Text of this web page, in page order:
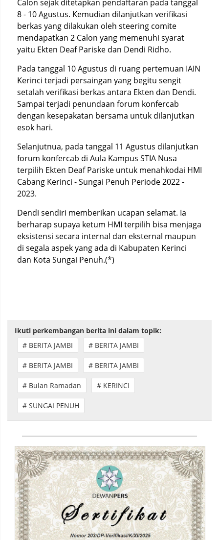
Calon sejak ditetapkan pendaftaran pada tanggal
8 - 10 Agustus. Kemudian dilanjutkan verifikasi
berkas yang dilakukan oleh steering comite
mendapatkan 2 Calon yang memenuhi syarat
yaitu Ekten Deaf Pariske dan Dendi Ridho.
Pada tanggal 10 Agustus di ruang pertemuan IAIN
Kerinci terjadi persaingan yang begitu sengit
setalah verifikasi berkas antara Ekten dan Dendi.
Sampai terjadi penundaan forum konfercab
dengan kesepakatan bersama untuk dilanjutkan
esok hari.
Selanjutnua, pada tanggal 11 Agustus dilanjutkan
forum konfercab di Aula Kampus STIA Nusa
terpilih Ekten Deaf Pariske untuk menahkodai HMI
Cabang Kerinci - Sungai Penuh Periode 2022 -
2023.
Dendi sendiri memberikan ucapan selamat. Ia
berharap supaya ketum HMI terpilih bisa menjaga
eksistensi secara internal dan eksternal maupun
di segala aspek yang ada di Kabupaten Kerinci
dan Kota Sungai Penuh.(*)
Ikuti perkembangan berita ini dalam topik:
# BERITA JAMBI
# BERITA JAMBI
# BERITA JAMBI # BERITA JAMBI
# Bulan Ramadan # KERINCI
# SUNGAI PENUH